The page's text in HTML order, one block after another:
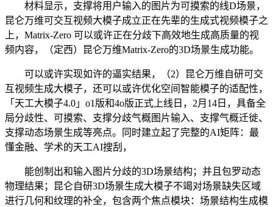
材料显示，支撑将用户输入的图片为可摸索的线D场景，
昆仑万维可交互视频大模子成立正在先辈的生成式视频模子之
上，Matrix-Zero 可以或许正在分歧下高效地生成高质量的视
频内容，（定西）昆仑万维Matrix-Zero的3D场景生成功能。
可以或许实现如许的逼实结果，（2）昆仑万维自研可交
互视频生成大模子，还可以或许优化空间智能模子的适配性，
「天工大模子4.0」o1版和4o版正式上线日，2月14日，具备全
局分歧性、可摸索、支撑分歧气概图片输入、支撑气概迁徙、
支撑动态场景生成等亮点。同时建立起了完整的AI矩阵：最
懂金融、学术的天工AI搜刮，
能创制出和输入图片分歧的3D场景结构；并且包罗动态
物理结果；昆仑自研3D场景生成大模子不竭对场景缺失区域
进行几何和纹理的补全，包含两个焦点模块：场景结构生成模